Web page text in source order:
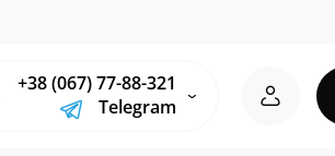
+38 (067) 77-88-321
Telegram